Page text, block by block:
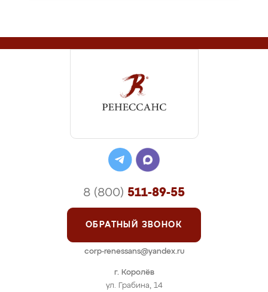
г. Королёв
ул. Грабина, 14
8 (800) 511-89-55
ОБРАТНЫЙ ЗВОНОК
corp-renessans@yandex.ru